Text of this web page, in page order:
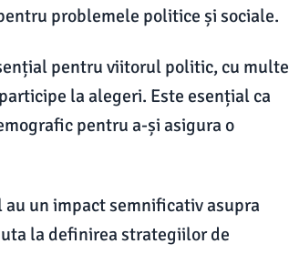
problemele politice și sociale.
pentru viitorul politic, cu multe
la alegeri. Este esențial ca
pentru a-și asigura o
un impact semnificativ asupra
la definirea strategiilor de